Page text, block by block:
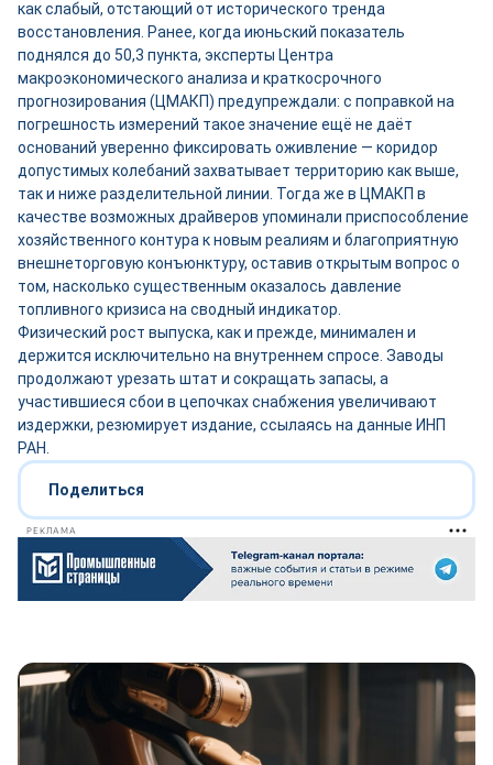
как слабый, отстающий от исторического тренда
восстановления. Ранее, когда июньский показатель
поднялся до 50,3 пункта, эксперты Центра
макроэкономического анализа и краткосрочного
прогнозирования (ЦМАКП) предупреждали: с поправкой на
погрешность измерений такое значение ещё не даёт
оснований уверенно фиксировать оживление — коридор
допустимых колебаний захватывает территорию как выше,
так и ниже разделительной линии. Тогда же в ЦМАКП в
качестве возможных драйверов упоминали приспособление
хозяйственного контура к новым реалиям и благоприятную
внешнеторговую конъюнктуру, оставив открытым вопрос о
том, насколько существенным оказалось давление
топливного кризиса на сводный индикатор.
Физический рост выпуска, как и прежде, минимален и
держится исключительно на внутреннем спросе. Заводы
продолжают урезать штат и сокращать запасы, а
участившиеся сбои в цепочках снабжения увеличивают
издержки, резюмирует издание, ссылаясь на данные ИНП
РАН.
Поделиться
РЕКЛАМА